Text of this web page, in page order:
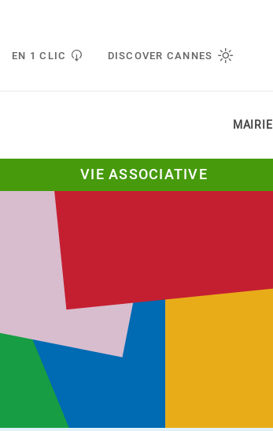
EN 1 CLIC DISCOVER CANNES
MAIRIE
VIE ASSOCIATIVE